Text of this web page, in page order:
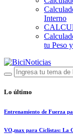
Interno
tu Peso
Lo último
Entrenamiento de Fuerza
VO₂max para Ciclistas: La